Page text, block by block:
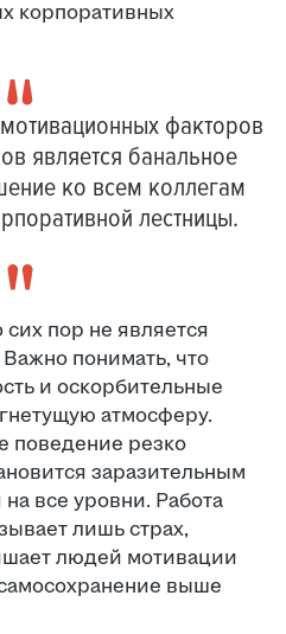
корпоративных
факторов
является банальное
ко всем коллегам
лестницы.
сих пор не является
понимать, что
и оскорбительные
атмосферу.
поведение резко
заразительным
все уровни. Работа
лишь страх,
людей мотивации
выше